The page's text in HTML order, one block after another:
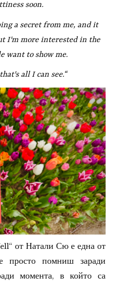
soon.
a secret from me, and it
I'm more interested in the
want to show me.
all I can see.“
от Натали Сю е една от
просто помниш заради
момента, в който са